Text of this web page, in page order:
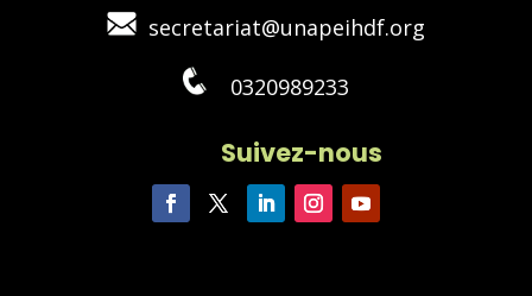
secretariat@unapeihdf.org
0320989233
Suivez-nous